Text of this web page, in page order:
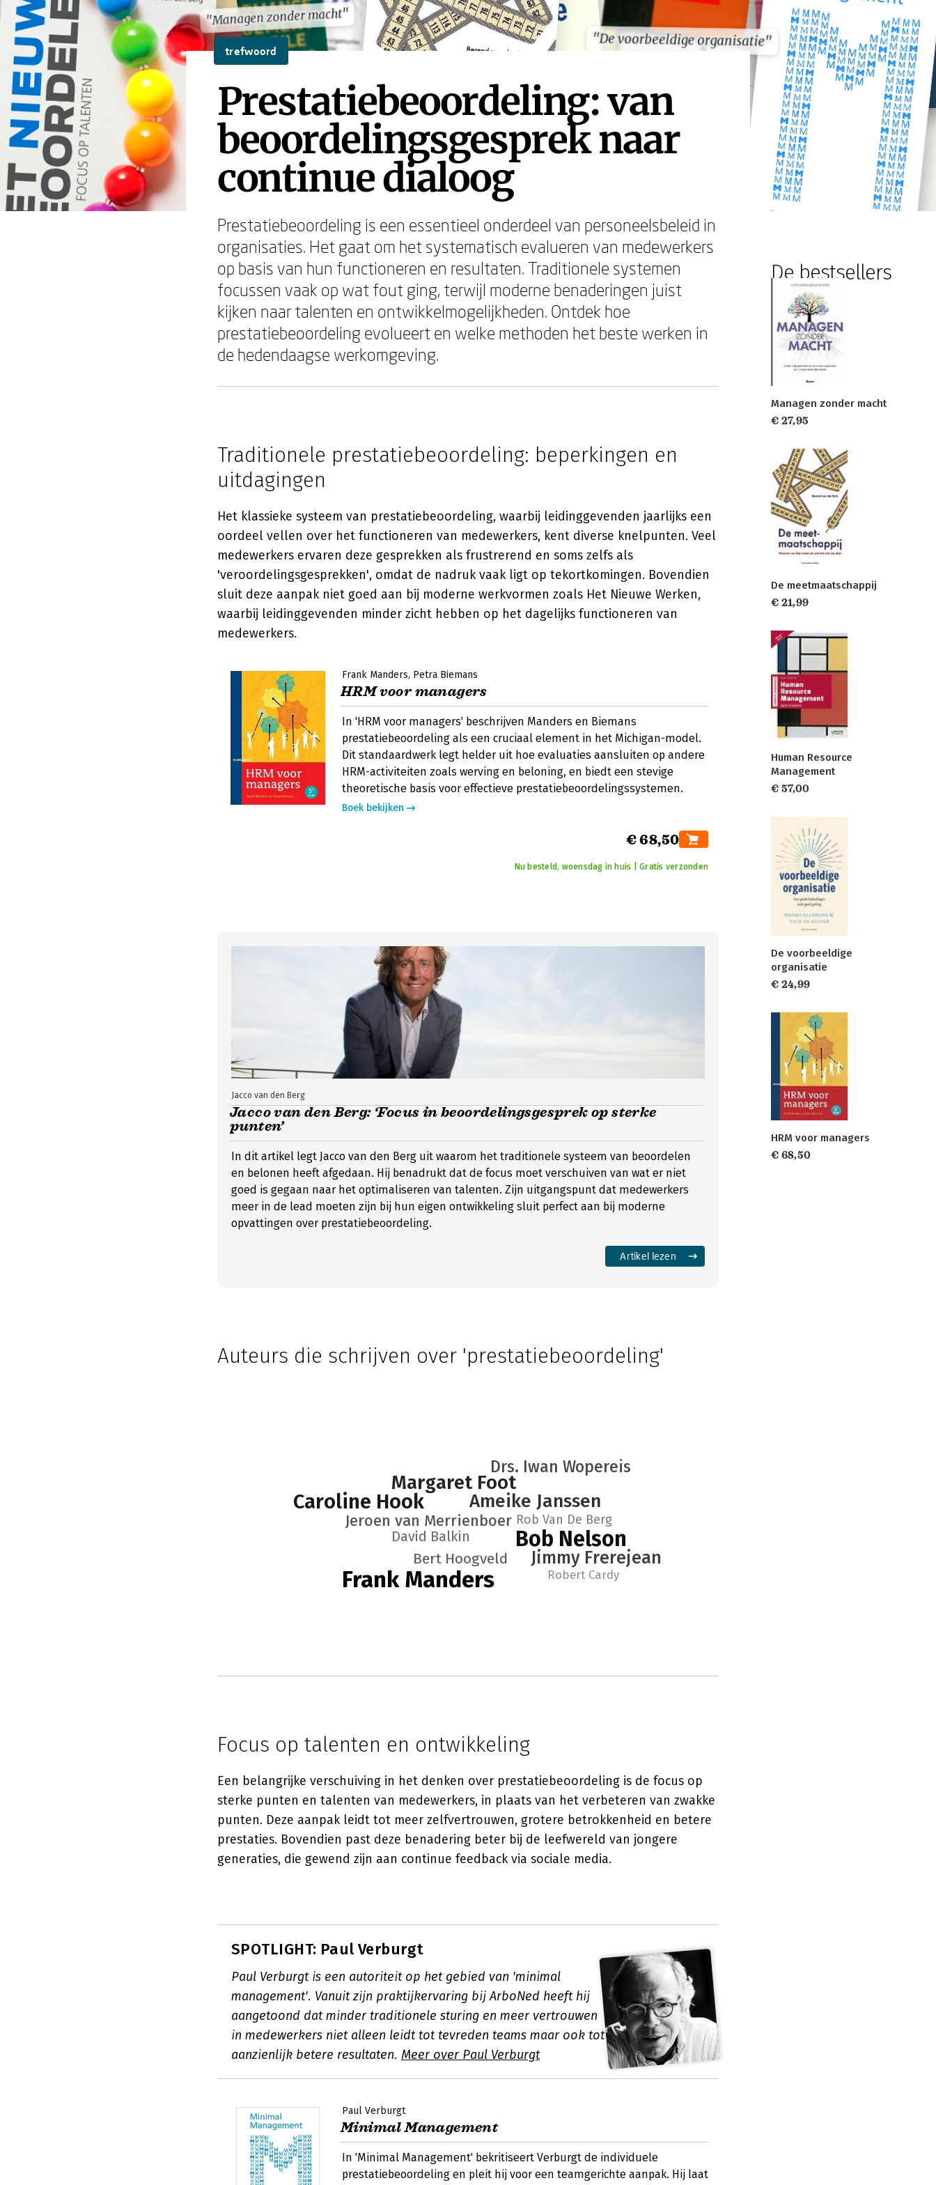
"Managen zonder macht"
"De voorbeeldige organisatie"
"Managen zonder macht"
"De voorbeeldige organisatie"
trefwoord
Prestatiebeoordeling: van
beoordelingsgesprek naar
continue dialoog
Prestatiebeoordeling is een essentieel onderdeel van personeelsbeleid in
organisaties. Het gaat om het systematisch evalueren van medewerkers
op basis van hun functioneren en resultaten. Traditionele systemen
focussen vaak op wat fout ging, terwijl moderne benaderingen juist
kijken naar talenten en ontwikkelmogelijkheden. Ontdek hoe
prestatiebeoordeling evolueert en welke methoden het beste werken in
de hedendaagse werkomgeving.
Traditionele prestatiebeoordeling: beperkingen en
uitdagingen
Het klassieke systeem van prestatiebeoordeling, waarbij leidinggevenden jaarlijks een
oordeel vellen over het functioneren van medewerkers, kent diverse knelpunten. Veel
medewerkers ervaren deze gesprekken als frustrerend en soms zelfs als
'veroordelingsgesprekken', omdat de nadruk vaak ligt op tekortkomingen. Bovendien
sluit deze aanpak niet goed aan bij moderne werkvormen zoals Het Nieuwe Werken,
waarbij leidinggevenden minder zicht hebben op het dagelijks functioneren van
medewerkers.
Frank Manders Petra Biemans
HRM voor managers
In 'HRM voor managers' beschrijven Manders en Biemans
prestatiebeoordeling als een cruciaal element in het Michigan-model.
Dit standaardwerk legt helder uit hoe evaluaties aansluiten op andere
HRM-activiteiten zoals werving en beloning, en biedt een stevige
theoretische basis voor effectieve prestatiebeoordelingssystemen.
Boek bekijken
€ 68,50
Nu besteld, woensdag in huis | Gratis verzonden
Jacco van den Berg: ‘Focus in beoordelingsgesprek op sterke
punten’
Jacco van den Berg
In dit artikel legt Jacco van den Berg uit waarom het traditionele systeem van beoordelen
en belonen heeft afgedaan. Hij benadrukt dat de focus moet verschuiven van wat er niet
goed is gegaan naar het optimaliseren van talenten. Zijn uitgangspunt dat medewerkers
meer in de lead moeten zijn bij hun eigen ontwikkeling sluit perfect aan bij moderne
opvattingen over prestatiebeoordeling.
Artikel lezen
Auteurs die schrijven over 'prestatiebeoordeling'
Frank Manders
Bob Nelson
Caroline Hook
Margaret Foot
Ameike Janssen
Jimmy Frerejean
Drs. Iwan Wopereis
Jeroen van Merrienboer
Bert Hoogveld
David Balkin
Rob Van De Berg
Robert Cardy
Focus op talenten en ontwikkeling
Een belangrijke verschuiving in het denken over prestatiebeoordeling is de focus op
sterke punten en talenten van medewerkers, in plaats van het verbeteren van zwakke
punten. Deze aanpak leidt tot meer zelfvertrouwen, grotere betrokkenheid en betere
prestaties. Bovendien past deze benadering beter bij de leefwereld van jongere
generaties, die gewend zijn aan continue feedback via sociale media.
SPOTLIGHT: Paul Verburgt
Paul Verburgt is een autoriteit op het gebied van 'minimal
management'. Vanuit zijn praktijkervaring bij ArboNed heeft hij
aangetoond dat minder traditionele sturing en meer vertrouwen
in medewerkers niet alleen leidt tot tevreden teams maar ook tot
aanzienlijk betere resultaten. Meer over Paul Verburgt
Paul Verburgt
Minimal Management
In 'Minimal Management' bekritiseert Verburgt de individuele
prestatiebeoordeling en pleit hij voor een teamgerichte aanpak. Hij laat
De bestsellers
Managen zonder macht
€ 27,95
De meetmaatschappij
€ 21,99
Human Resource
Management
€ 57,00
De voorbeeldige
organisatie
€ 24,99
HRM voor managers
€ 68,50